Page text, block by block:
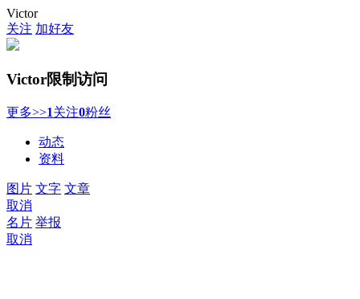
Victor
关注 加好友
Victor限制访问
更多>>1关注0粉丝
动态
资料
图片 文字 文章
取消
名片 举报
取消